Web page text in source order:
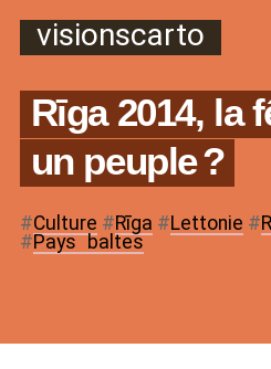
visionscarto
Rīga 2014, la
un peuple?
#Culture #Rīga #Lettonie #
#Pays_baltes